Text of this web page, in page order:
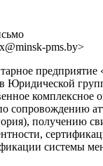
pms.by>
Юридической
комплексное
сопровождению
получению
системы